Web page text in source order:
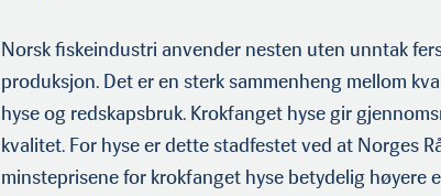
Norsk fiskeindustri anvender nesten uten unntak
produksjon. Det er en sterk sammenheng mellom
hyse og redskapsbruk. Krokfanget hyse gir
kvalitet. For hyse er dette stadfestet ved at Norges
minsteprisene for krokfanget hyse betydelig høyere